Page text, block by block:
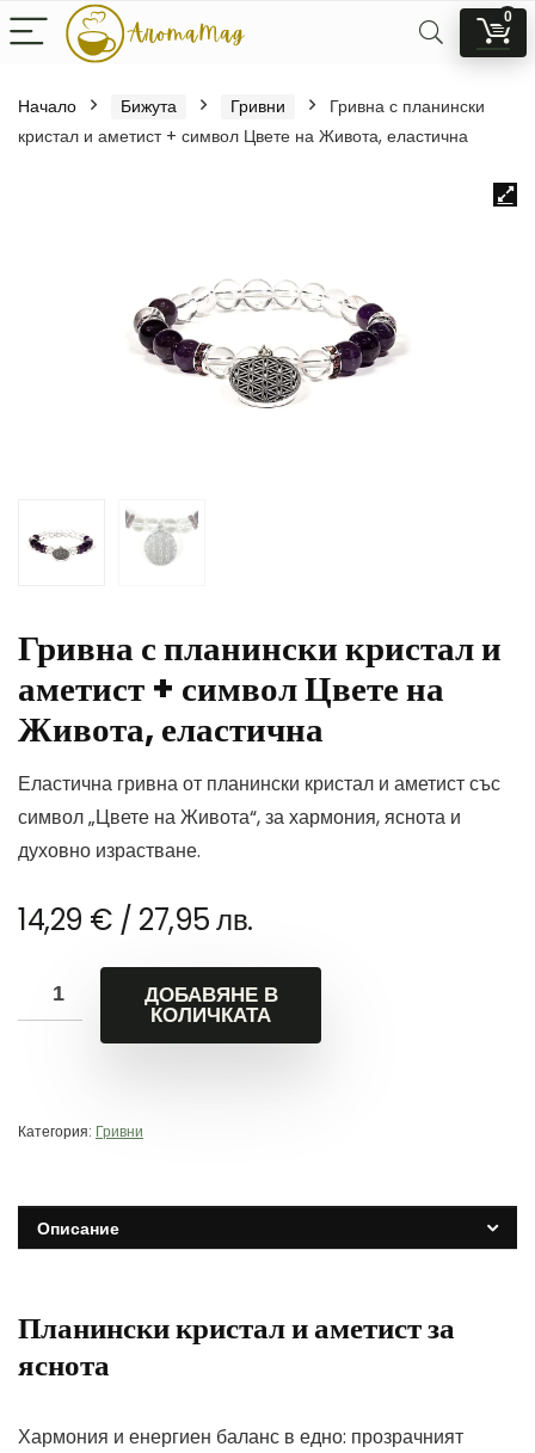
0
Начало Бижута Гривни
Гривна с планински
кристал и аметист + символ Цвете на Живота, еластична
Гривна с планински кристал и
аметист + символ Цвете на
Живота, еластична
Еластична гривна от планински кристал и аметист със
символ „Цвете на Живота“, за хармония, яснота и
духовно израстване.
14,29 € / 27,95 лв.
ДОБАВЯНЕ В
КОЛИЧКАТА
Категория: Гривни
Описание
Планински кристал и аметист за
яснота
Хармония и енергиен баланс в едно: прозрачният